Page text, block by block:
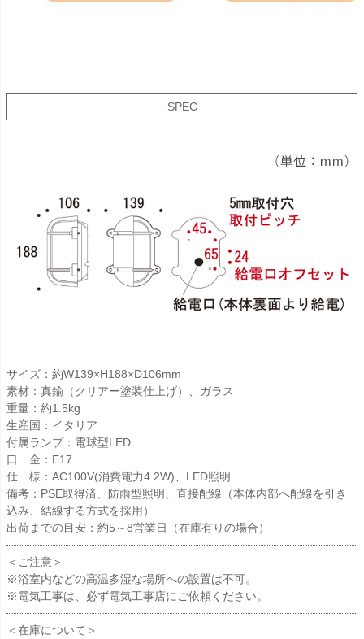
SPEC
サイズ：約W139×H188×D106mm
素材：真鍮（クリアー塗装仕上げ）、ガラス
重量：約1.5kg
生産国：イタリア
付属ランプ：電球型LED
口 金：E17
仕 様：AC100V(消費電力4.2W)、LED照明
備考：PSE取得済、防雨型照明、直接配線（本体内部へ配線を引き
込み、結線する方式を採用）
出荷までの目安：約5～8営業日（在庫有りの場合）
＜ご注意＞
※浴室内などの高温多湿な場所への設置は不可。
※電気工事は、必ず電気工事店にご依頼ください。
＜在庫について＞